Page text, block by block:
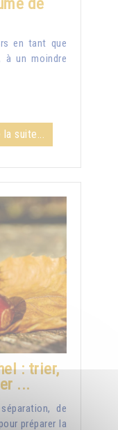
de
en tant que
à un moindre
la suite...
: trier,
...
de
préparer la